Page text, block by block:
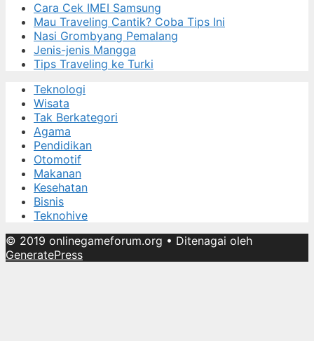
Cara Cek IMEI Samsung
Mau Traveling Cantik? Coba Tips Ini
Nasi Grombyang Pemalang
Jenis-jenis Mangga
Tips Traveling ke Turki
Teknologi
Wisata
Tak Berkategori
Agama
Pendidikan
Otomotif
Makanan
Kesehatan
Bisnis
Teknohive
© 2019 onlinegameforum.org • Ditenagai oleh
GeneratePress